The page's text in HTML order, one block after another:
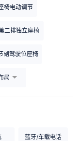
椅电动调节
二排独立座椅
副驾驶位座椅
局
蓝牙/车载电话